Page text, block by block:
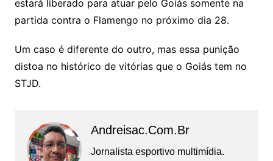
estará liberado para atuar pelo Goiás somente na
partida contra o Flamengo no próximo dia 28.
Um caso é diferente do outro, mas essa punição
distoa no histórico de vitórias que o Goiás tem no
STJD.
Andreisac.com.br
Jornalista esportivo multimídia.